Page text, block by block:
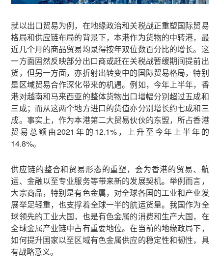
就以出口贸易为例，在地缘政治和关税战正重塑国际贸易
格局和供应链布局的背景下，本港作为货物的中转港，最
近几个月的商品贸易均录得按年双位数百分比的增长。这
一方面固然反映部分出口商或赶在关税战暂缓期间提前出
货，但另一方面，亦折射出转变中的国际贸易格局，特别
是区域贸易合作深化带来的机遇。例如，今年上半年，香
港对越南和马来西亚的整体货物出口增幅分别超过五成和
三成；而从这两个地方进口的货值亦分别增长约七成和三
成。事实上，作为本港第二大贸易伙伙的东盟，所占香港
贸易总额由2021年的12.1%，上升至今年上半年的
14.8%。
供应链的整合和贸易形态的重塑，会为香港的贸易、航
运、金融以至专业服务等带来新的发展契机。举例而言，
大宗商品，特别是有色金属，对全球各国的工业和产业发
展举足轻重，也支撑着全球一半的航运货量。我国作为全
球领先的工业大国，也是有色金属的消费和生产大国，在
全球金属产业链中占有重要地位。在当前的地缘政局下，
如何提升国家以至区域有色金属供应的稳定性和韧性，具
有战略意义。